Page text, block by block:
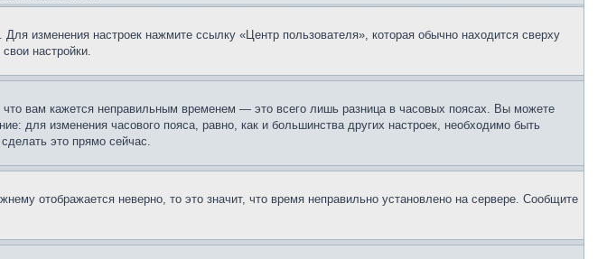
изменения настроек нажмите ссылку «Центр пользователя», которая обычно находится сверху
настройки.
вам кажется неправильным временем — это всего лишь разница в часовых поясах. Вы можете
для изменения часового пояса, равно, как и большинства других настроек, необходимо быть
это прямо сейчас.
отображается неверно, то это значит, что время неправильно установлено на сервере. Сообщите